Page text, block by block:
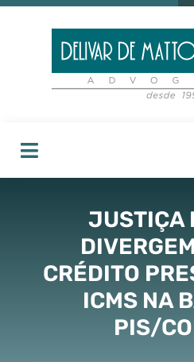
JUSTIÇA
CRÉDITO
ICMS NA
PIS/